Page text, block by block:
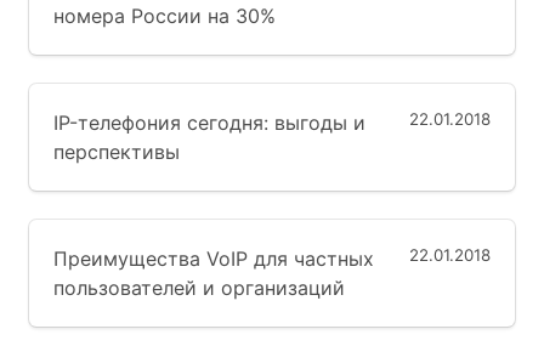
номера России на 30%
22.01.2018
IP-телефония сегодня: выгоды и
перспективы
22.01.2018
Преимущества VoIP для частных
пользователей и организаций